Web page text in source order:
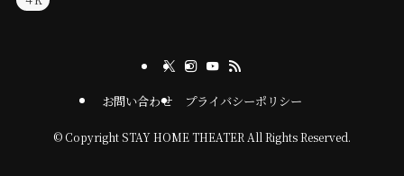
お問い合わせ プライバシーポリシー
© Copyright STAY HOME THEATER All Rights Reserved.